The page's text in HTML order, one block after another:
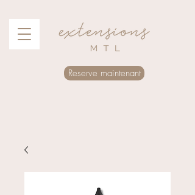
Reserve maintenant